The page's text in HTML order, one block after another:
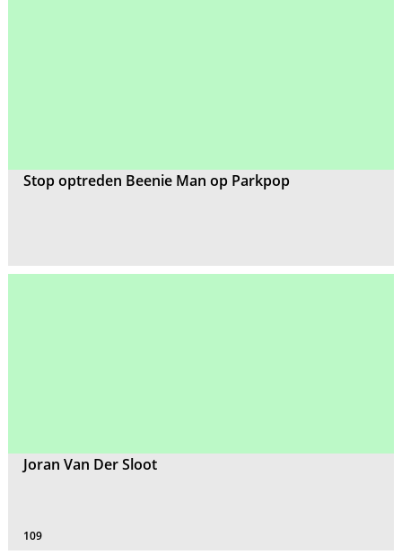
Stop optreden Beenie Man op Parkpop
Joran Van Der Sloot
109